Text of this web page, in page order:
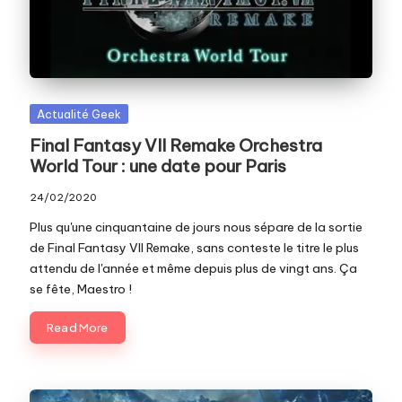
m
Posted
Actualité Geek
Final Fantasy VII Remake Orchestra
World Tour : une date pour Paris
24/02/2020
Plus qu'une cinquantaine de jours nous sépare de la sortie
de Final Fantasy VII Remake, sans conteste le titre le plus
attendu de l'année et même depuis plus de vingt ans. Ça
se fête, Maestro !
Read More